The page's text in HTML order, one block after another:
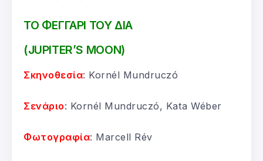
ΤΟ ΦΕΓΓΑΡΙ ΤΟΥ ΔΙΑ
(JUPITER’S MOON)
Σκηνοθεσία: Kornél Mundruczó
Σενάριο: Kornél Mundruczó, Kata Wéber
Φωτογραφία: Marcell Rév